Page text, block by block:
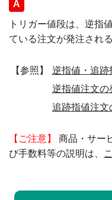
回答
トリガー値段は、逆指
ている注文が発注され
【参照】
逆指値・追跡
逆指値注文の
追跡指値注文
【ご注意】
商品・サー
び手数料等の説明は、